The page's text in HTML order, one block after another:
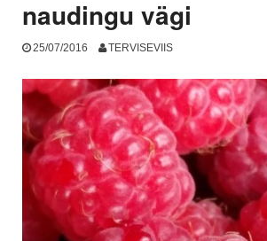
naudingu vägi
25/07/2016 TERVISEVIIS